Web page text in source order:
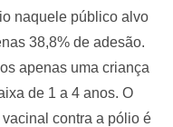
naquele público alvo
38,8% de adesão.
apenas uma criança
de 1 a 4 anos. O
contra a pólio é